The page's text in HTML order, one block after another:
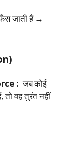
जाती हैं →
: जब कोई
वह तुरंत नहीं